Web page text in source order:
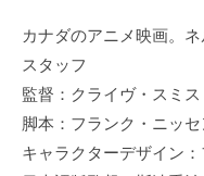
カナダのアニメ映画。ネ
スタッフ
監督：クライヴ・スミス
脚本：フランク・ニッ
キャラクターデザイン